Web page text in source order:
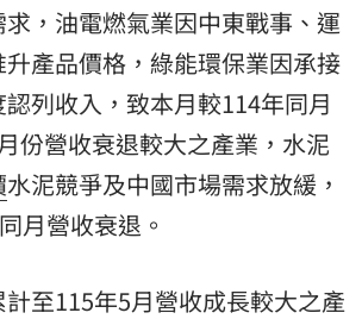
求，油電燃氣業因中東戰事、運
產品價格，綠能環保業因承接
列收入，致本月較114年同月
份營收衰退較大之產業，水泥
水泥競爭及中國市場需求放緩，
月營收衰退。
至115年5月營收成長較大之產